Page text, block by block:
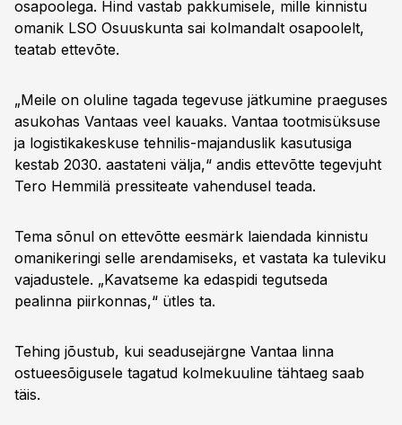
osapoolega. Hind vastab pakkumisele, mille kinnistu
omanik LSO Osuuskunta sai kolmandalt osapoolelt,
teatab ettevõte.
„Meile on oluline tagada tegevuse jätkumine praeguses
asukohas Vantaas veel kauaks. Vantaa tootmisüksuse
ja logistikakeskuse tehnilis-majanduslik kasutusiga
kestab 2030. aastateni välja,“ andis ettevõtte tegevjuht
Tero Hemmilä pressiteate vahendusel teada.
Tema sõnul on ettevõtte eesmärk laiendada kinnistu
omanikeringi selle arendamiseks, et vastata ka tuleviku
vajadustele. „Kavatseme ka edaspidi tegutseda
pealinna piirkonnas,“ ütles ta.
Tehing jõustub, kui seadusejärgne Vantaa linna
ostueesõigusele tagatud kolmekuuline tähtaeg saab
täis.